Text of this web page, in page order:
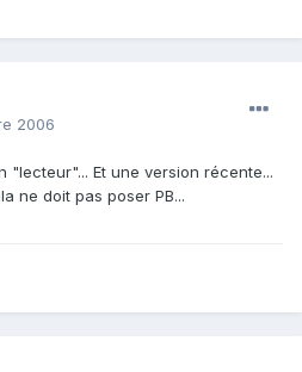
2006
Et une version récente...
ne doit pas poser PB...